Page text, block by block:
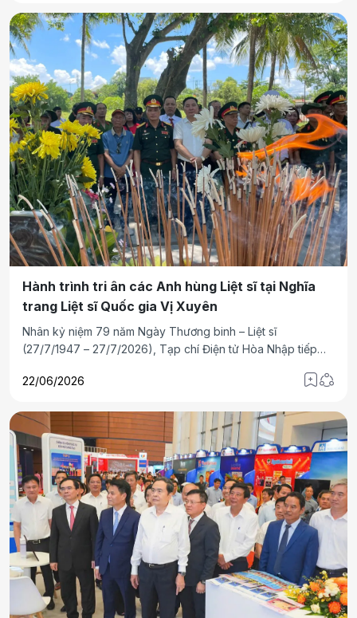
lược toàn cầu với tiềm năng bổ sung 115 triệu tấn tài nguyên
vonfram đa kim và nâng công suất oxide vonfram lên hơn
8.000 tấn WO₃.
Hành trình tri ân các Anh hùng Liệt sĩ tại Nghĩa
trang Liệt sĩ Quốc gia Vị Xuyên
Nhân kỷ niệm 79 năm Ngày Thương binh – Liệt sĩ
(27/7/1947 – 27/7/2026), Tạp chí Điện tử Hòa Nhập tiếp
và Tri ân các Anh hùng Liệt sĩ” tại Nghĩa trang Liệt sĩ Quốc
danh linh thiêng ghi dấu những năm tháng chiến đấu anh
dũng bảo vệ biên cương phía Bắc của Tổ quốc.
22/06/2026